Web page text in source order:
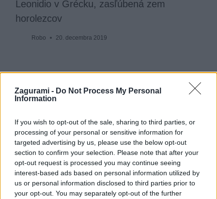
Zagurami - Do Not Process My Personal
Information
If you wish to opt-out of the sale, sharing to third parties, or
processing of your personal or sensitive information for
targeted advertising by us, please use the below opt-out
section to confirm your selection. Please note that after your
opt-out request is processed you may continue seeing
interest-based ads based on personal information utilized by
us or personal information disclosed to third parties prior to
your opt-out. You may separately opt-out of the further
Leonidio v Grécku, zasľúbená zem
horolezcov
Robo 20. decembra 2019